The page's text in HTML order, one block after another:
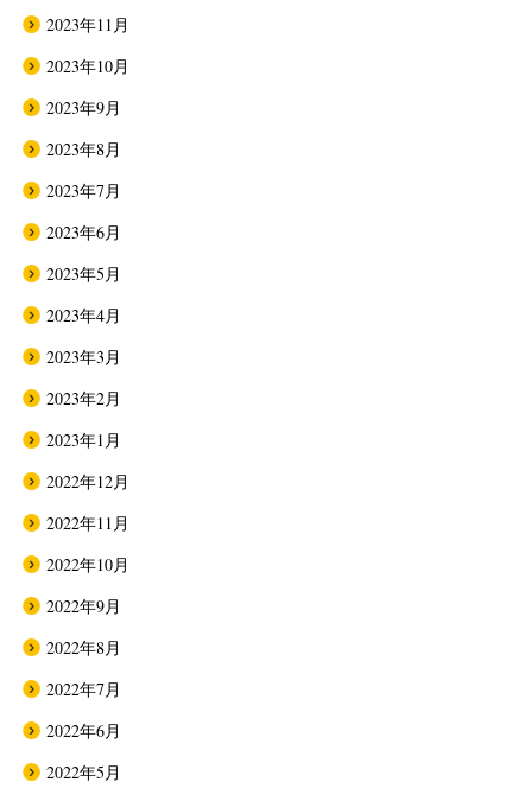
2023年11月
2023年10月
2023年9月
2023年8月
2023年7月
2023年6月
2023年5月
2023年4月
2023年3月
2023年2月
2023年1月
2022年12月
2022年11月
2022年10月
2022年9月
2022年8月
2022年7月
2022年6月
2022年5月